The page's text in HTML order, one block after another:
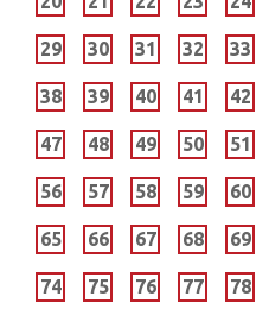
29 30 31 32 33
38 39 40 41 42
47 48 49 50 51
56 57 58 59 60
65 66 67 68 69
74 75 76 77 78